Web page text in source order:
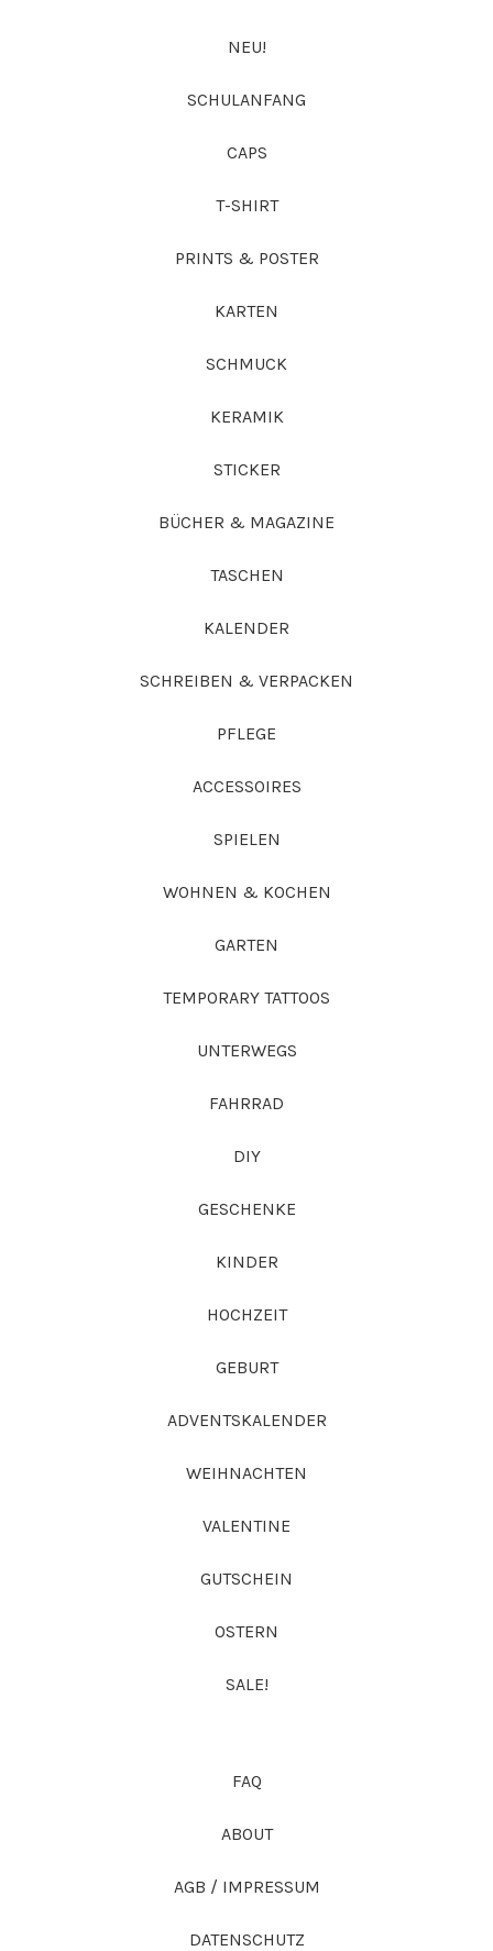
NEU!
SCHULANFANG
CAPS
T-SHIRT
PRINTS & POSTER
KARTEN
SCHMUCK
KERAMIK
STICKER
BÜCHER & MAGAZINE
TASCHEN
KALENDER
SCHREIBEN & VERPACKEN
PFLEGE
ACCESSOIRES
SPIELEN
WOHNEN & KOCHEN
GARTEN
TEMPORARY TATTOOS
UNTERWEGS
FAHRRAD
DIY
GESCHENKE
KINDER
HOCHZEIT
GEBURT
ADVENTSKALENDER
WEIHNACHTEN
VALENTINE
GUTSCHEIN
OSTERN
SALE!
FAQ
ABOUT
AGB / IMPRESSUM
DATENSCHUTZ